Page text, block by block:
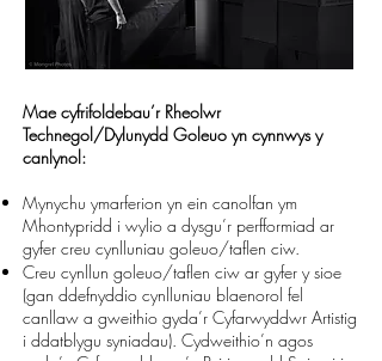
Mae cyfrifoldebau’r Rheolwr
Technegol/Dylunydd Goleuo yn cynnwys y
canlynol:
Mynychu ymarferion yn ein canolfan ym
Mhontypridd i wylio a dysgu’r perfformiad ar
gyfer creu cynlluniau goleuo/taflen ciw.
Creu cynllun goleuo/taflen ciw ar gyfer y sioe
(gan ddefnyddio cynlluniau blaenorol fel
canllaw a gweithio gyda’r Cyfarwyddwr Artistig
i ddatblygu syniadau). Cydweithio’n agos